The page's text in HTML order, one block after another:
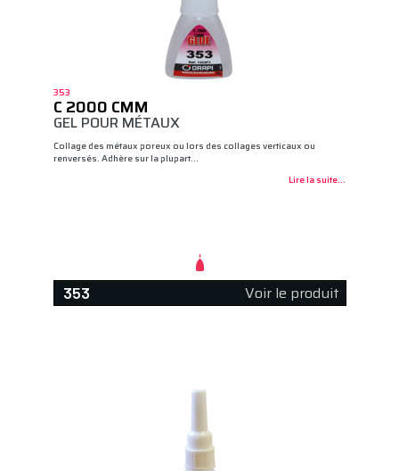
353
C 2000 CMM
GEL POUR MÉTAUX
Collage des métaux poreux ou lors des collages verticaux ou
renversés. Adhère sur la plupart…
Lire la suite...
353 Voir le produit